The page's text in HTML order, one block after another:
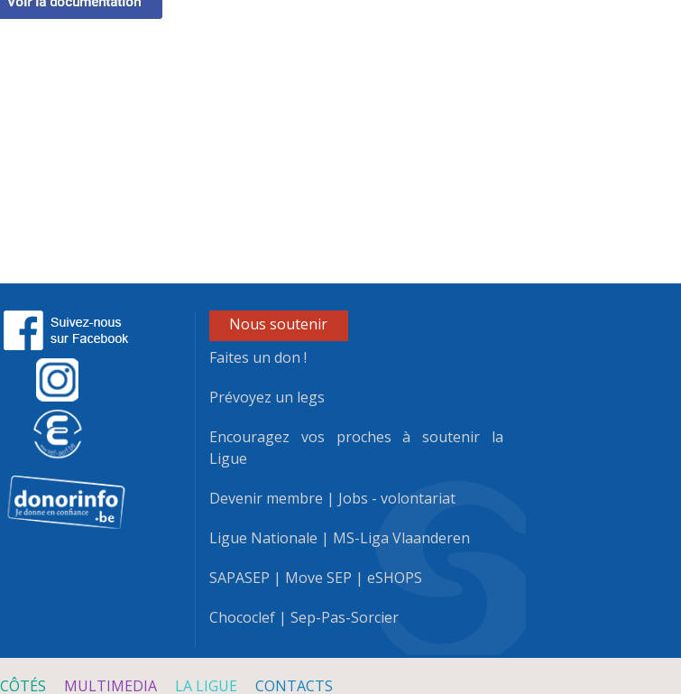
Nous soutenir
Faites un don !
Prévoyez un legs
Encouragez vos proches à soutenir la
Ligue
Devenir membre | Jobs - volontariat
Ligue Nationale | MS-Liga Vlaanderen
SAPASEP | Move SEP | eSHOPS
Chococlef| Sep-Pas-Sorcier
MULTIMEDIA LA LIGUE CONTACTS